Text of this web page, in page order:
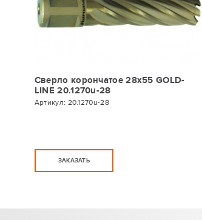
Сверло корончатое 28х55 GOLD-
LINE 20.1270u-28
Артикул: 20.1270u-28
ЗАКАЗАТЬ